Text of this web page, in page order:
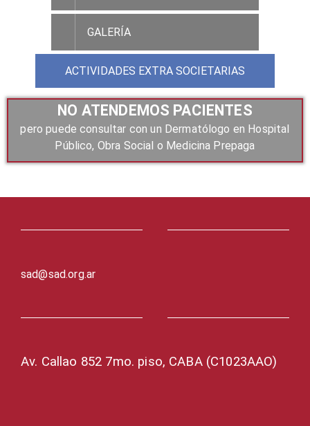
GALERÍA
ACTIVIDADES EXTRA SOCIETARIAS
NO ATENDEMOS PACIENTES
pero puede consultar con un Dermatólogo en Hospital
Público, Obra Social o Medicina Prepaga
sad@sad.org.ar
Av. Callao 852 7mo. piso, CABA (C1023AAO)